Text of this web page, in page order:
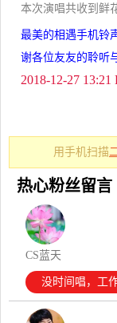
本次演唱共收到鲜
最美的相遇手机铃
谢各位友友的聆听
2018-12-27
用手机扫描
热心粉丝留言
CS蓝天
没时间唱，工